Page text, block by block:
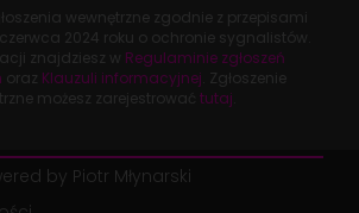
wewnętrzne zgodnie z przepisami
czerwca 2024 roku o ochronie sygnalistów.
znajdziesz w Regulaminie zgłoszeń
oraz Klauzuli informacyjnej . Zgłoszenie
możesz zarejestrować tutaj
by Piotr Młynarski